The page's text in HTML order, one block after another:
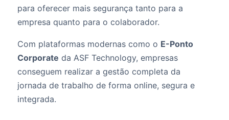
para oferecer mais segurança tanto para a
empresa quanto para o colaborador.
Com plataformas modernas como o E-Ponto
Corporate da ASF Technology, empresas
conseguem realizar a gestão completa da
jornada de trabalho de forma online, segura e
integrada.